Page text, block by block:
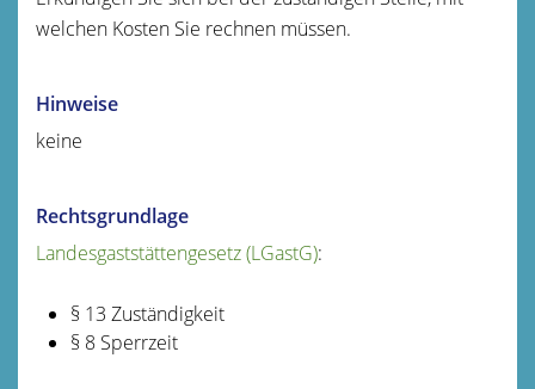
welchen Kosten Sie rechnen müssen.
Hinweise
keine
Rechtsgrundlage
Landesgaststättengesetz (LGastG):
§ 13 Zuständigkeit
§ 8 Sperrzeit